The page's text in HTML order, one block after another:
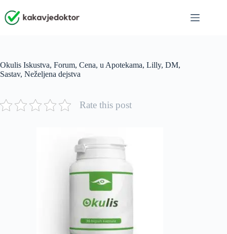
to
content
Okulis Iskustva, Forum, Cena, u Apotekama, Lilly, DM,
Sastav, Neželjena dejstva
Rate this post